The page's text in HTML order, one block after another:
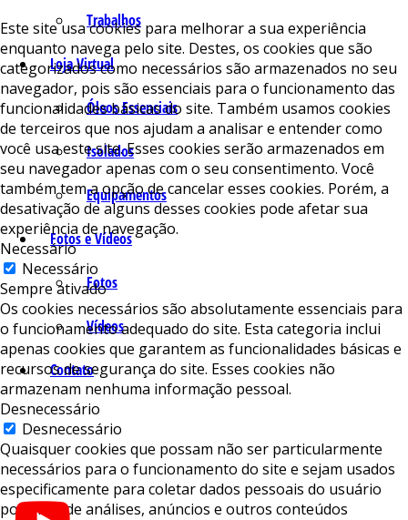
Trabalhos
Loja Virtual
Óleos Essenciais
Isolados
Equipamentos
Fotos e Vídeos
Fotos
Vídeos
Contato
Este site usa cookies para melhorar a sua experiência
enquanto navega pelo site. Destes, os cookies que são
categorizados como necessários são armazenados no seu
navegador, pois são essenciais para o funcionamento das
funcionalidades básicas do site. Também usamos cookies
de terceiros que nos ajudam a analisar e entender como
você usa este site. Esses cookies serão armazenados em
seu navegador apenas com o seu consentimento. Você
também tem a opção de cancelar esses cookies. Porém, a
desativação de alguns desses cookies pode afetar sua
experiência de navegação.
Necessário
Necessário
Sempre ativado
Os cookies necessários são absolutamente essenciais para
o funcionamento adequado do site. Esta categoria inclui
apenas cookies que garantem as funcionalidades básicas e
recursos de segurança do site. Esses cookies não
armazenam nenhuma informação pessoal.
Desnecessário
Desnecessário
Quaisquer cookies que possam não ser particularmente
necessários para o funcionamento do site e sejam usados ​​
especificamente para coletar dados pessoais do usuário
por meio de análises, anúncios e outros conteúdos